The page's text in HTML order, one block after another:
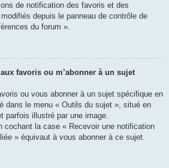
de notification des favoris et des
depuis le panneau de contrôle de
du forum ».
favoris ou m’abonner à un sujet
ou vous abonner à un sujet spécifique en
dans le menu « Outils du sujet », situé en
parfois illustré par une image.
cochant la case « Recevoir une notification
» équivaut à vous abonner à ce sujet.